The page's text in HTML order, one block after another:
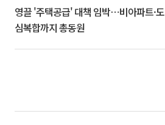
영끌 '주택공급' 대책 임박⋯비아파트·도
심복합까지 총동원